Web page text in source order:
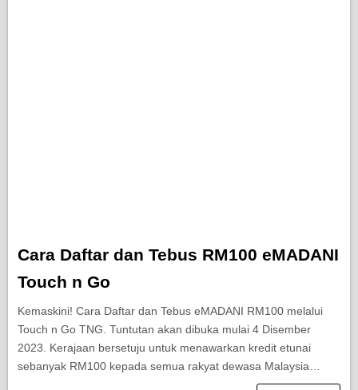
Cara Daftar dan Tebus RM100 eMADANI
Touch n Go
Kemaskini! Cara Daftar dan Tebus eMADANI RM100 melalui
Touch n Go TNG. Tuntutan akan dibuka mulai 4 Disember
2023. Kerajaan bersetuju untuk menawarkan kredit etunai
sebanyak RM100 kepada semua rakyat dewasa Malaysia…